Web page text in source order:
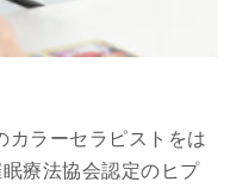
ラーセラピストをは
療法協会認定のヒプ